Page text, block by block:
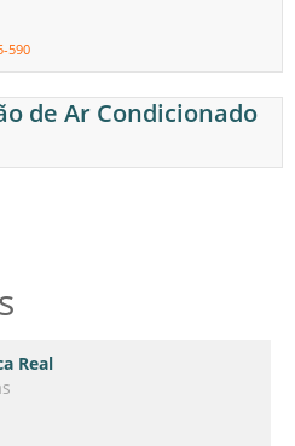
590
de Ar Condicionado
Real